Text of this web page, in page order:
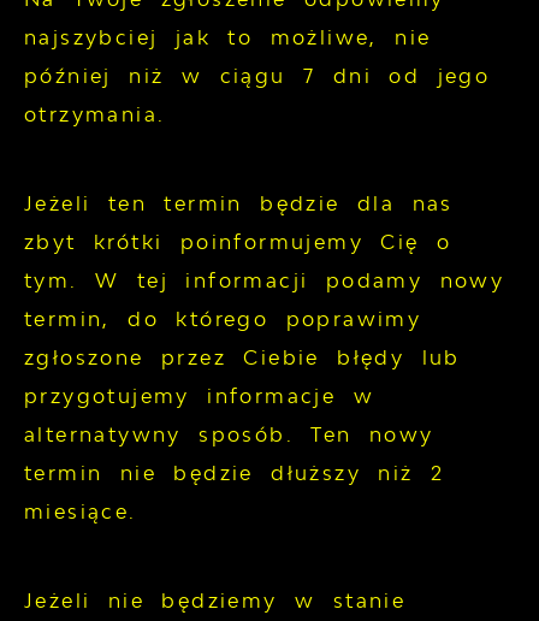
najszybciej jak to możliwe, nie
później niż w ciągu 7 dni od jego
otrzymania.
Jeżeli ten termin będzie dla nas
zbyt krótki poinformujemy Cię o
tym. W tej informacji podamy nowy
termin, do którego poprawimy
zgłoszone przez Ciebie błędy lub
przygotujemy informacje w
alternatywny sposób. Ten nowy
termin nie będzie dłuższy niż 2
miesiące.
Jeżeli nie będziemy w stanie